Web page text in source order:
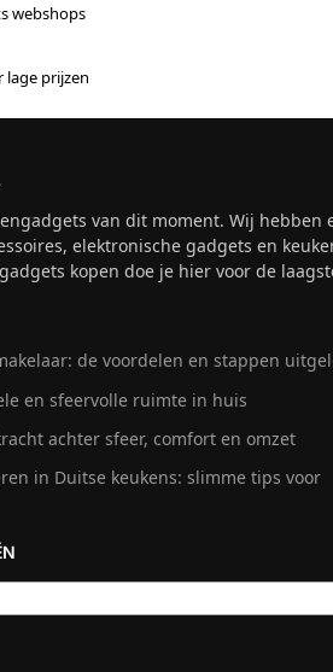
webshops
lage prijzen
van dit moment. Wij hebben
elektronische gadgets en
kopen doe je hier voor de
de voordelen en stappen
en sfeervolle ruimte in huis
achter sfeer, comfort en omzet
in Duitse keukens: slimme tips voor